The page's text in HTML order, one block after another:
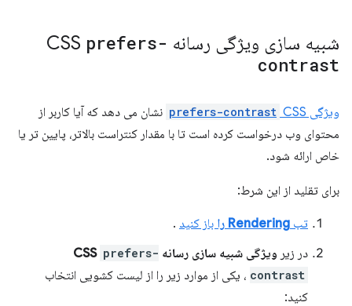
شبیه سازی ویژگی رسانه CSS prefers-
contrast
ویژگی prefers-contrast CSS
نشان می دهد که آیا کاربر از
محتوای وب درخواست کرده است تا با مقدار کنتراست بالاتر، پایین تر یا
خاص ارائه شود.
برای تقلید از این شرط:
تب Rendering را باز کنید .
در زیر ویژگی شبیه سازی رسانه CSS prefers-
contrast ، یکی از موارد زیر را از لیست کشویی انتخاب
کنید: